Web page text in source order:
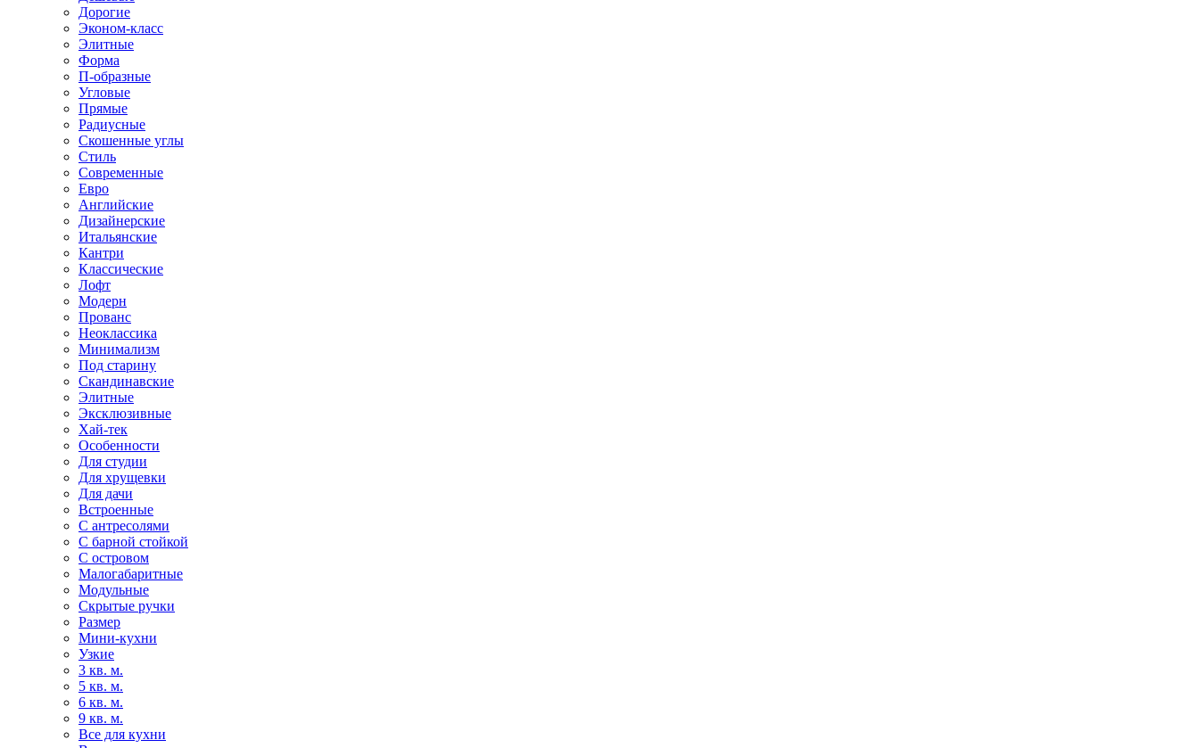
Дорогие
Эконом-класс
Элитные
Форма
П-образные
Угловые
Прямые
Радиусные
Скошенные углы
Стиль
Современные
Евро
Английские
Дизайнерские
Итальянские
Кантри
Классические
Лофт
Модерн
Прованс
Неоклассика
Минимализм
Под старину
Скандинавские
Элитные
Эксклюзивные
Хай-тек
Особенности
Для студии
Для хрущевки
Для дачи
Встроенные
С антресолями
С барной стойкой
С островом
Малогабаритные
Модульные
Скрытые ручки
Размер
Мини-кухни
Узкие
3 кв. м.
5 кв. м.
6 кв. м.
9 кв. м.
Все для кухни